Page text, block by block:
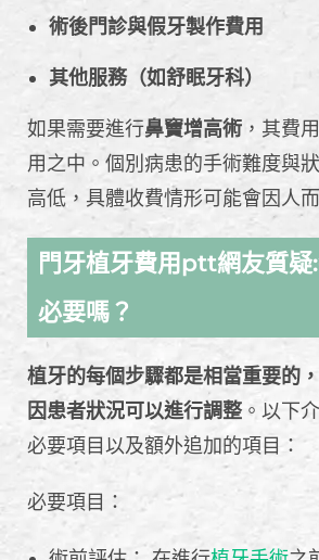
術後門診與假牙製作費用
其他服務（如舒眠牙科）
如果需要進行鼻竇增高術 ，其費
用之中。個別病患的手術難度與
高低，具體收費情形可能會因人
門牙植牙費用ptt網友質疑
必要嗎？
植牙的每個步驟都是相當重要的
因患者狀況可以進行調整。以下
必要項目以及額外追加的項目：
必要項目：